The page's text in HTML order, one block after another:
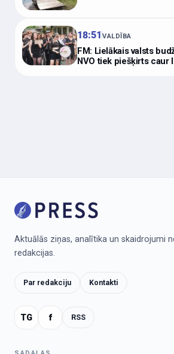
18:51 VALDĪBA
FM: Lielākais valsts
NVO tiek piešķirts caur
Aktuālās ziņas, analītika un skaidrojumi
redakcijas.
Par redakciju Kontakti
TG f RSS